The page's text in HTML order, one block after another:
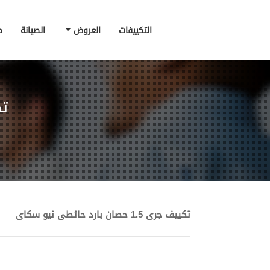
التكييفات العروض الصيانة
تكييف جرى 1.5 حصان بارد حائطى نيو سكاى